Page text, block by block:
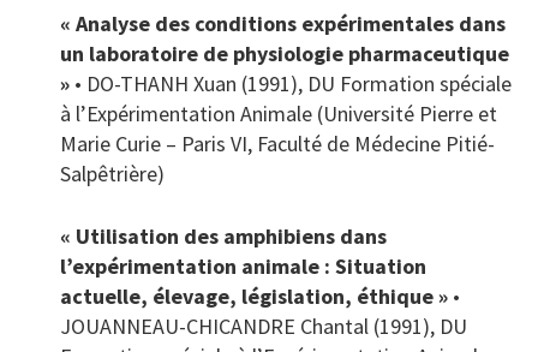
« Analyse des conditions expérimentales dans
un laboratoire de physiologie pharmaceutique
» • DO-THANH Xuan (1991), DU Formation spéciale
à l’Expérimentation Animale (Université Pierre et
Marie Curie – Paris VI, Faculté de Médecine Pitié-
Salpêtrière)
« Utilisation des amphibiens dans
l’expérimentation animale : Situation
actuelle, élevage, législation, éthique » •
JOUANNEAU-CHICANDRE Chantal (1991), DU